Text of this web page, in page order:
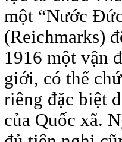
một “Nước
(Reichmarks)
1916 một vận
giới, có thể
riêng đặc biệt
của Quốc xã.